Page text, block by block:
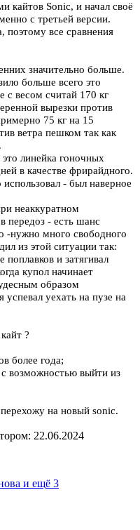
кайтов Sonic, и начал своё
с третьей версии.
поэтому все сравнения
значительно больше.
больше всего это
с весом считай 170 кг
вырезки против
75 кг на 15
ветра пешком так как
линейка гоночных
в качестве фрирайдного.
- был наверное
неаккуратном
передоз - есть шанс
-нужно много свободного
из этой ситуации так:
и затягивал
купол начинает
образом
уехать на пузе на
?
более года;
возможностью выйти из
на новый sonic.
22.06.2024
и ещё 3